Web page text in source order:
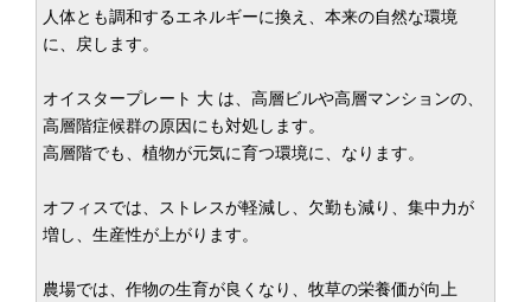
人体とも調和するエネルギーに換え、本来の自然な環境
に、戻します。
オイスタープレート 大 は、高層ビルや高層マンションの、
高層階症候群の原因にも対処します。
高層階でも、植物が元気に育つ環境に、なります。
オフィスでは、ストレスが軽減し、欠勤も減り、集中力が
増し、生産性が上がります。
農場では、作物の生育が良くなり、牧草の栄養価が向上